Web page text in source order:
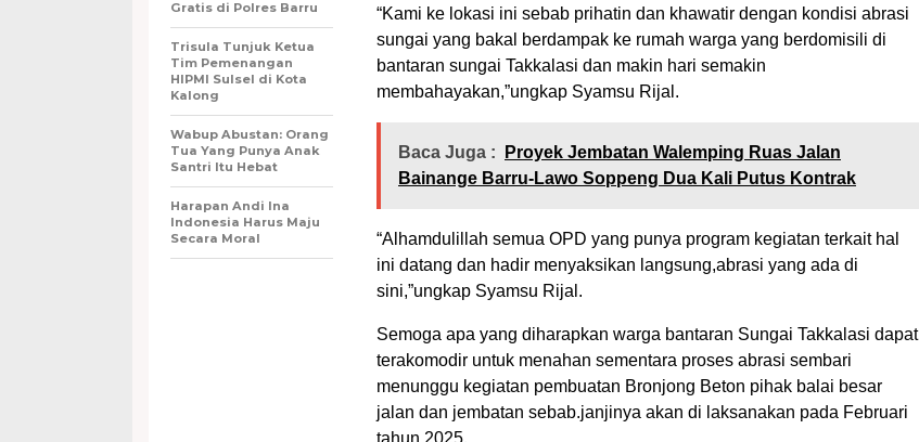
“Kami ke lokasi ini sebab prihatin dan khawatir dengan kondisi abrasi
sungai yang bakal berdampak ke rumah warga yang berdomisili di
bantaran sungai Takkalasi dan makin hari semakin
membahayakan,”ungkap Syamsu Rijal.
Baca Juga :
Proyek Jembatan Walemping Ruas Jalan
Bainange Barru-Lawo Soppeng Dua Kali Putus Kontrak
“Alhamdulillah semua OPD yang punya program kegiatan terkait hal
ini datang dan hadir menyaksikan langsung,abrasi yang ada di
sini,”ungkap Syamsu Rijal.
Semoga apa yang diharapkan warga bantaran Sungai Takkalasi dapat
terakomodir untuk menahan sementara proses abrasi sembari
menunggu kegiatan pembuatan Bronjong Beton pihak balai besar
jalan dan jembatan sebab.janjinya akan di laksanakan pada Februari
tahun 2025.
Gratis di Polres Barru
Trisula Tunjuk Ketua
Tim Pemenangan
HIPMI Sulsel di Kota
Kalong
Wabup Abustan: Orang
Tua Yang Punya Anak
Santri Itu Hebat
Harapan Andi Ina
Indonesia Harus Maju
Secara Moral